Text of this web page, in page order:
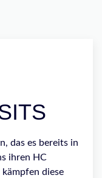
das es bereits in
ihren HC
diese